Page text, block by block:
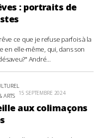
: portraits de
ce que je refuse parfois à la
en elle-même, qui, dans son
André...
ARTS 15 SEPTEMBRE 2024
aux colimaçons